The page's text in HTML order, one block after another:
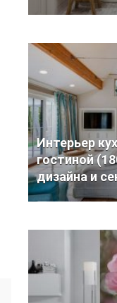
Интерьер
гостиной
дизайна и